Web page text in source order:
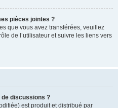
pièces jointes ?
que vous avez transférées, veuillez
de l’utilisateur et suivre les liens vers
de discussions ?
est produit et distribué par